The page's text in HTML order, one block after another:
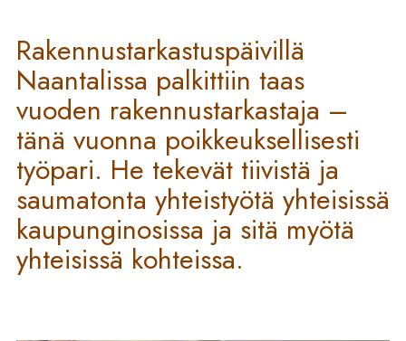
Rakennustarkastuspäivillä
Naantalissa palkittiin taas
vuoden rakennustarkastaja –
tänä vuonna poikkeuksellisesti
työpari. He tekevät tiivistä ja
saumatonta yhteistyötä yhteisissä
kaupunginosissa ja sitä myötä
yhteisissä kohteissa.